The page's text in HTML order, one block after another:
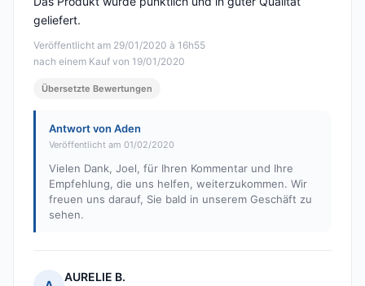
Veröffentlicht am 29/01/2020 à 16h55
nach einem Kauf von 19/01/2020
geliefert.
Übersetzte Bewertungen
Antwort von Aden
Veröffentlicht am 01/02/2020
Vielen Dank, Joel, für Ihren Kommentar und Ihre
Empfehlung, die uns helfen, weiterzukommen. Wir
freuen uns darauf, Sie bald in unserem Geschäft zu
sehen.
AURELIE B.